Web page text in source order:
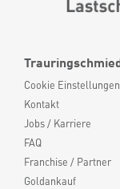
Cookie Einstellungen
Kontakt
Jobs / Karriere
FAQ
Franchise / Partner
Goldankauf